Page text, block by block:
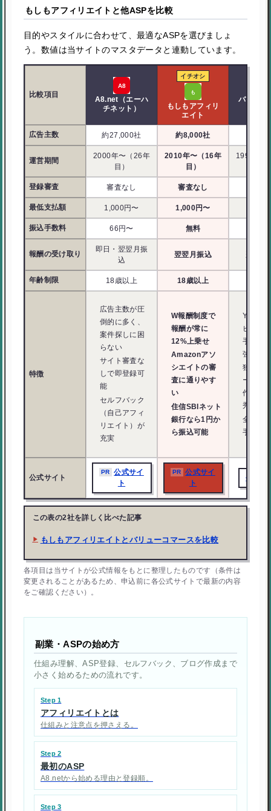
もしもアフィリエイトと他ASPを比較
目的やスタイルに合わせて、最適なASPを選びましょ
う。数値は当サイトのマスタデータと連動しています。
比較項目
A8.net（エーハ
チネット）
イチオシ
もしもアフィリ
エイト
バリュー
広告主数 約27,000社 約8,000社
運営期間
2000年〜（26年
目）
2010年〜（16年
目）
1999年〜
登録審査 審査なし 審査なし
最低支払額 1,000円〜 1,000円〜
振込手数料 66円〜 無料
報酬の受け取り
即日・翌翌月振
込
翌翌月振込 翌翌月
年齢制限 18歳以上 18歳以上
特徴
広告主数が圧
倒的に多く、
案件探しに困
らない
サイト審査な
しで即登録可
能
セルフバック
（自己アフィ
リエイト）が
充実
W報酬制度で
報酬が常に
12%上乗せ
Amazonアソ
シエイトの審
査に通りやす
い
住信SBIネット
銀行なら1円か
ら振込可能
Yahoo!
ピング
手ECサ
強い
独自の
ールや
作成機
秀
全案件
手数料
公式サイト
PR
公式サイ
ト
PR
公式サイ
ト
公式サ
この表の2社を詳しく比べた記事
もしもアフィリエイトとバリューコマースを比較
各項目は当サイトが公式情報をもとに整理したものです（条件は
変更されることがあるため、申込前に各公式サイトで最新の内容
をご確認ください）。
副業・ASPの始め方
仕組み理解、ASP登録、セルフバック、ブログ作成まで
小さく始めるための流れです。
Step 1
アフィリエイトとは
仕組みと注意点を押さえる。
Step 2
最初のASP
A8.netから始める理由と登録順。
Step 3